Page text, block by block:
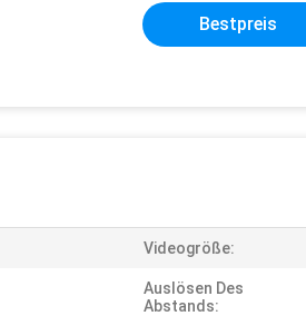
Bestpreis
Videogröße:
Auslösen Des
Abstands: